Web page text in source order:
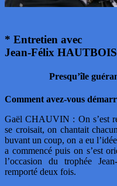
* Entretien avec
Jean-Félix
Presqu’île
Comment avez-vous
Gaël CHAUVIN : On s’est
se croisait, on chantait
buvant un coup, on a eu
a commencé puis on s’est
l’occasion du trophée
remporté deux fois.